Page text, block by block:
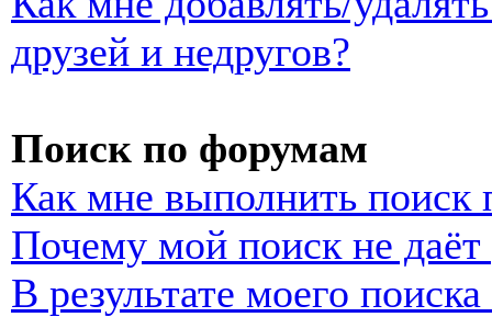
друзей и недругов?
Поиск по форумам
Как мне выполнить
Почему мой поиск не даёт
В результате моего